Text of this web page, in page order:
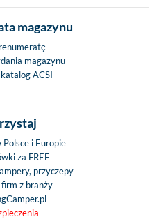
magazynu
magazynu
ACSI
Polsce i Europie
za FREE
przyczepy
z branży